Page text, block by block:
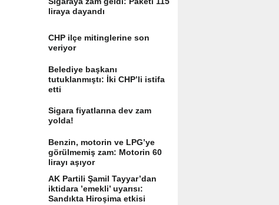
liraya dayandı
CHP ilçe mitinglerine son
veriyor
Belediye başkanı
tutuklanmıştı: İki CHP’li istifa
etti
Sigara fiyatlarına dev zam
yolda!
Benzin, motorin ve LPG’ye
görülmemiş zam: Motorin 60
lirayı aşıyor
AK Partili Şamil Tayyar’dan
iktidara ’emekli’ uyarısı:
Sandıkta Hiroşima etkisi